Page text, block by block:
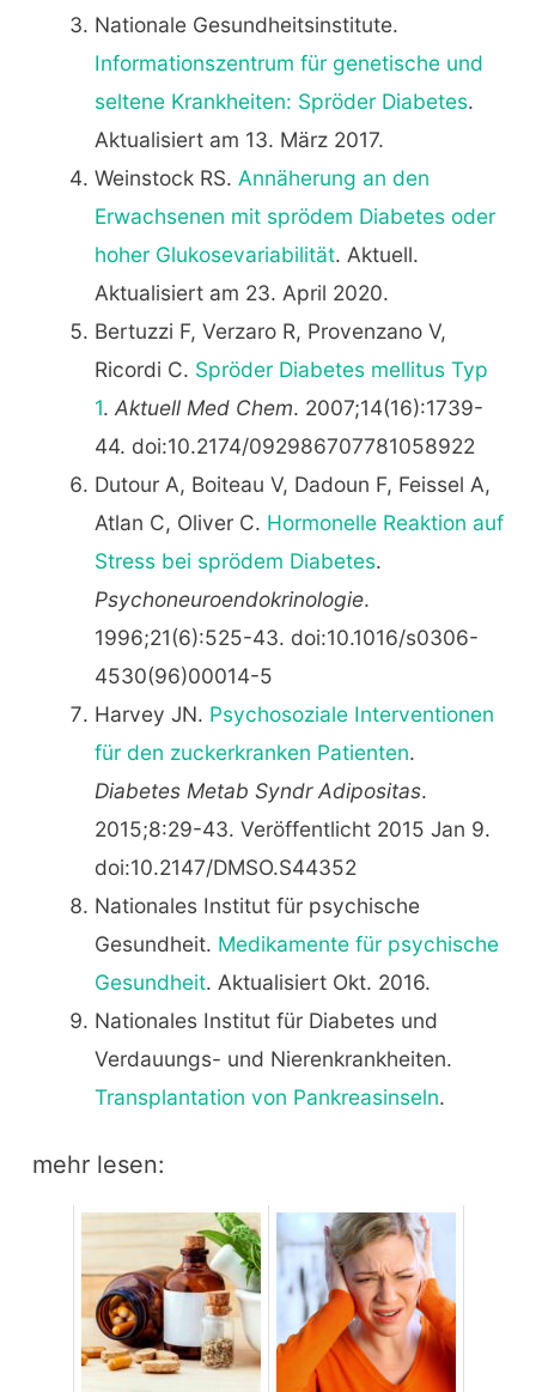
Nationale Gesundheitsinstitute.
Informationszentrum für genetische und
seltene Krankheiten: Spröder Diabetes.
Aktualisiert am 13. März 2017.
Weinstock RS. Annäherung an den
Erwachsenen mit sprödem Diabetes oder
hoher Glukosevariabilität. Aktuell.
Aktualisiert am 23. April 2020.
Bertuzzi F, Verzaro R, Provenzano V,
Ricordi C. Spröder Diabetes mellitus Typ
1. Aktuell Med Chem. 2007;14(16):1739-
44. doi:10.2174/092986707781058922
Dutour A, Boiteau V, Dadoun F, Feissel A,
Atlan C, Oliver C. Hormonelle Reaktion auf
Stress bei sprödem Diabetes.
Psychoneuroendokrinologie.
1996;21(6):525-43. doi:10.1016/s0306-
4530(96)00014-5
Harvey JN. Psychosoziale Interventionen
für den zuckerkranken Patienten.
Diabetes Metab Syndr Adipositas.
2015;8:29-43. Veröffentlicht 2015 Jan 9.
doi:10.2147/DMSO.S44352
Nationales Institut für psychische
Gesundheit. Medikamente für psychische
Gesundheit. Aktualisiert Okt. 2016.
Nationales Institut für Diabetes und
Verdauungs- und Nierenkrankheiten.
Transplantation von Pankreasinseln.
mehr lesen: